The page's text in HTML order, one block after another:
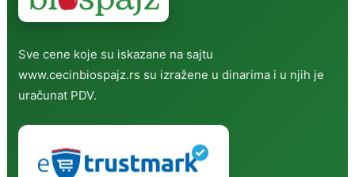
Sve cene koje su iskazane na sajtu
www.cecinbiospajz.rs su izražene u dinarima i u njih je
uračunat PDV.